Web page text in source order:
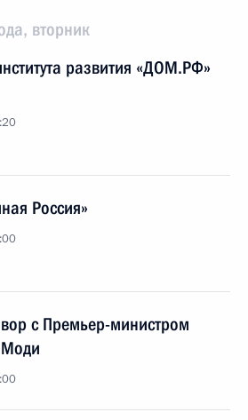
вторник
развития «ДОМ.РФ»
Россия»
с Премьер-министром